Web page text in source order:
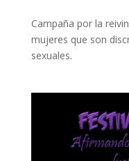
Campaña por la
mujeres que son
sexuales.